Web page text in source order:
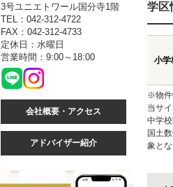
学区
小学
※物件
当サ
中学
国土
象と
3号ユニエトワール国分寺1階
TEL：042-312-4722
FAX：042-312-4733
定休日：水曜日
営業時間：9:00～18:00
会社概要・アクセス
アドバイザー紹介